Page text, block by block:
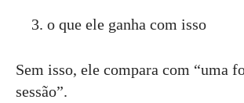
o que ele ganha com isso
Sem isso, ele compara com “uma
sessão”.